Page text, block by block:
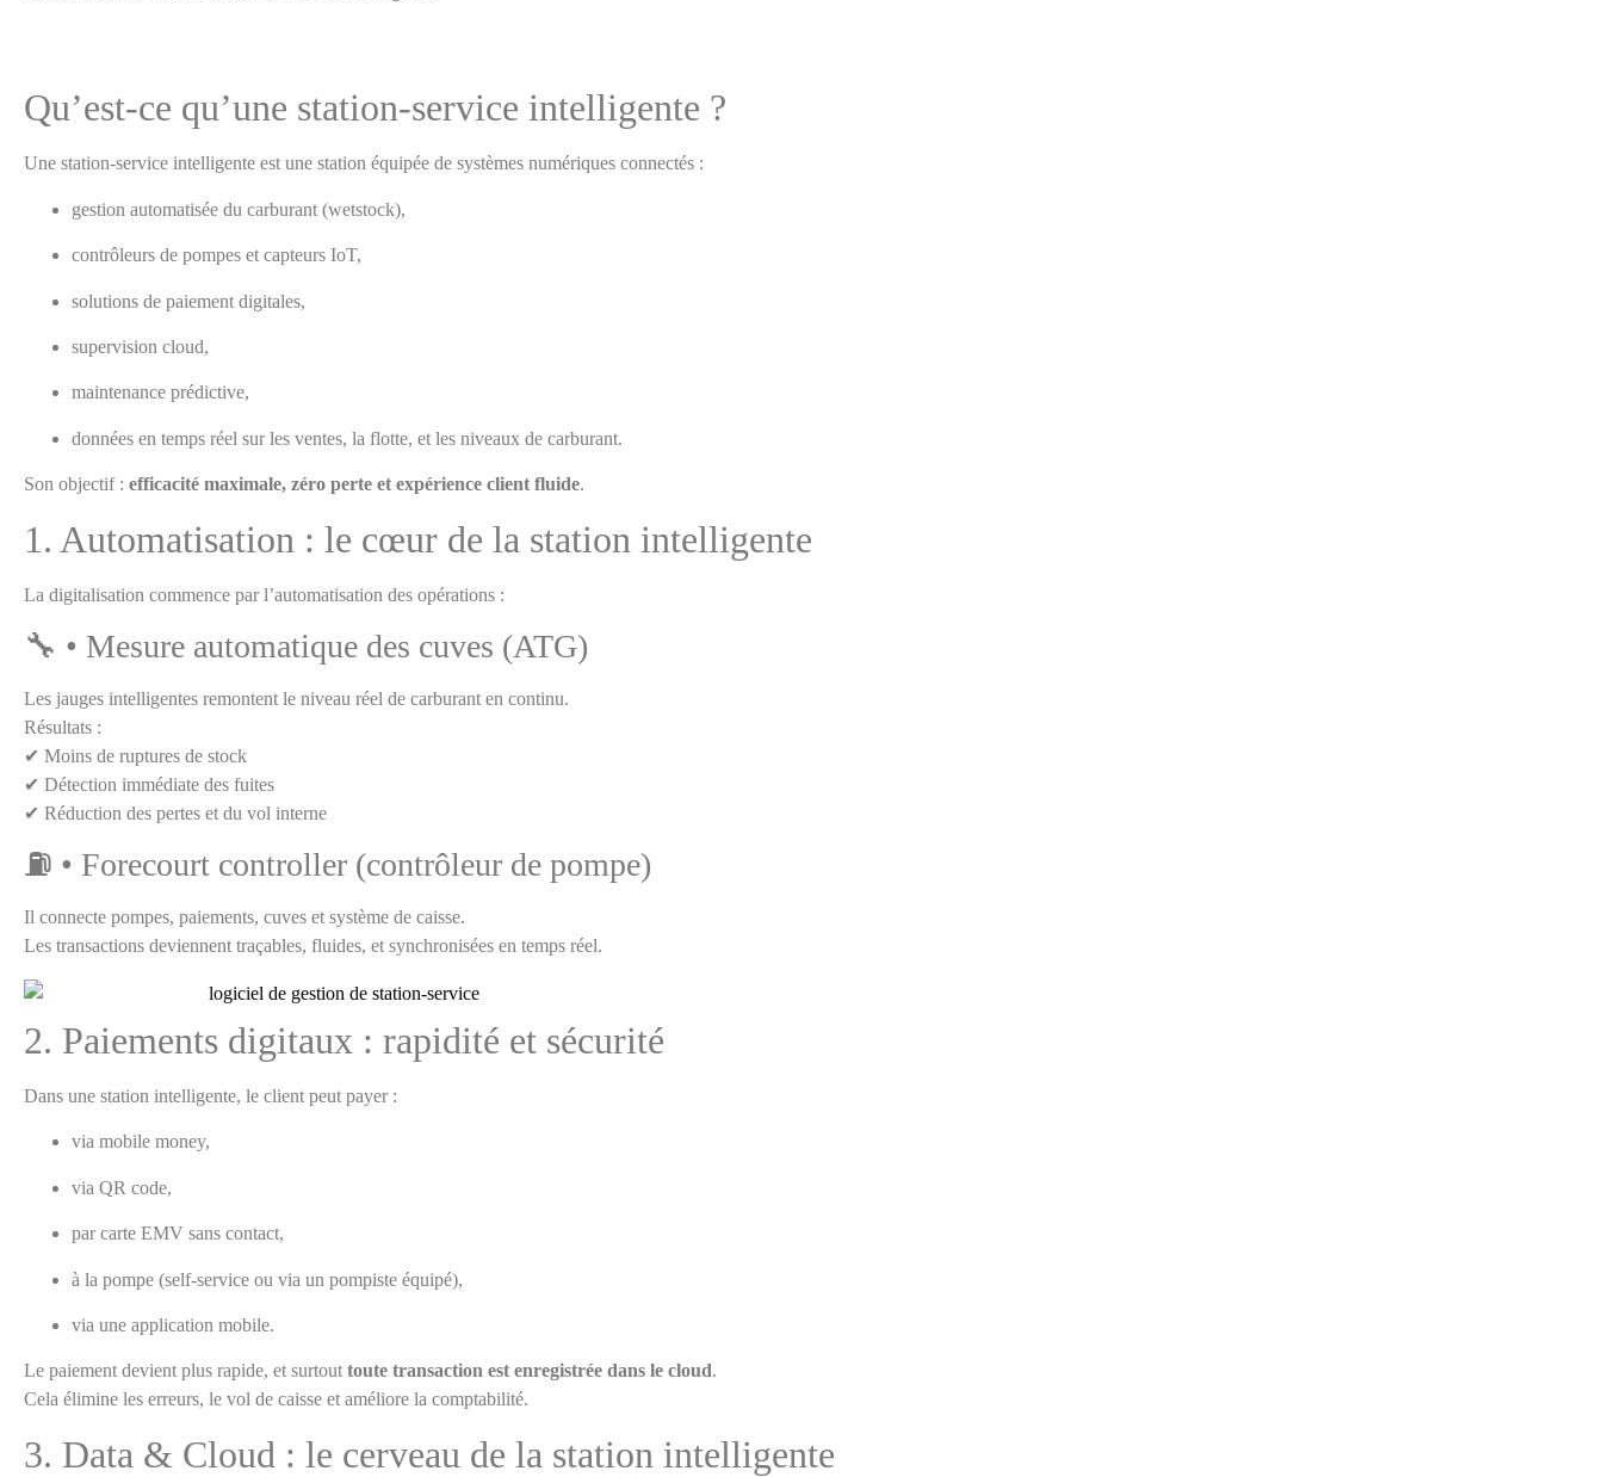
Qu’est-ce qu’une station-service intelligente ?
Une station-service intelligente est une station équipée de systèmes numériques connectés :
gestion automatisée du carburant (wetstock),
contrôleurs de pompes et capteurs IoT,
solutions de paiement digitales,
supervision cloud,
maintenance prédictive,
données en temps réel sur les ventes, la flotte, et les niveaux de carburant.
Son objectif : efficacité maximale, zéro perte et expérience client fluide.
1. Automatisation : le cœur de la station intelligente
La digitalisation commence par l’automatisation des opérations :
🔧 • Mesure automatique des cuves (ATG)
Les jauges intelligentes remontent le niveau réel de carburant en continu.
Résultats :
✔ Moins de ruptures de stock
✔ Détection immédiate des fuites
✔ Réduction des pertes et du vol interne
⛽ • Forecourt controller (contrôleur de pompe)
Il connecte pompes, paiements, cuves et système de caisse.
Les transactions deviennent traçables, fluides, et synchronisées en temps réel.
2. Paiements digitaux : rapidité et sécurité
Dans une station intelligente, le client peut payer :
via mobile money,
via QR code,
par carte EMV sans contact,
à la pompe (self-service ou via un pompiste équipé),
via une application mobile.
Le paiement devient plus rapide, et surtout toute transaction est enregistrée dans le cloud.
Cela élimine les erreurs, le vol de caisse et améliore la comptabilité.
3. Data & Cloud : le cerveau de la station intelligente